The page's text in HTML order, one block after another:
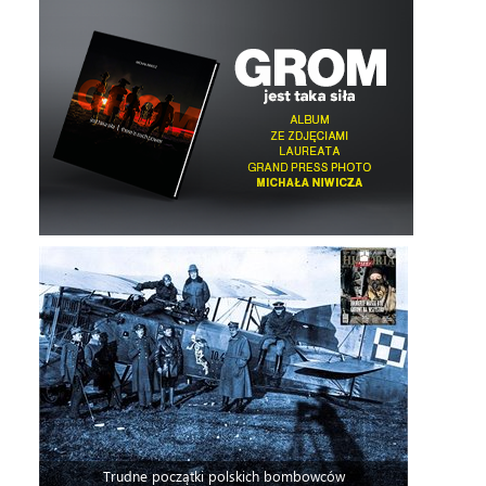
Trudne początki polskich bombowców